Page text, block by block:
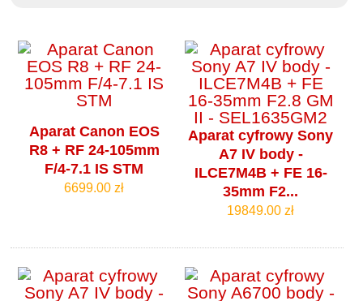
Aparat Canon EOS
R8 + RF 24-105mm
F/4-7.1 IS STM
6699.00 zł
Aparat cyfrowy Sony
A7 IV body -
ILCE7M4B + FE 16-
35mm F2...
19849.00 zł